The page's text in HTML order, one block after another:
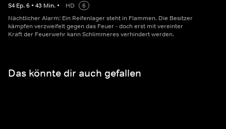
S4 Ep.6 • 43 Min. • HD
6
Nächtlicher Alarm: Ein Reifenlager steht in Flammen. Die Besitzer
kämpfen verzweifelt gegen das Feuer - doch erst mit vereinter
Kraft der Feuerwehr kann Schlimmeres verhindert werden.
Das könnte dir auch gefallen